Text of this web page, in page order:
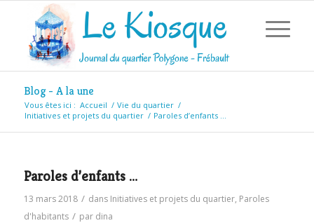
Blog - A la une
Vous êtes ici : Accueil / Vie du quartier /
Initiatives et projets du quartier / Paroles d’enfants …
Paroles d’enfants …
13 mars 2018 / dans Initiatives et projets du quartier, Paroles
d'habitants / par dina